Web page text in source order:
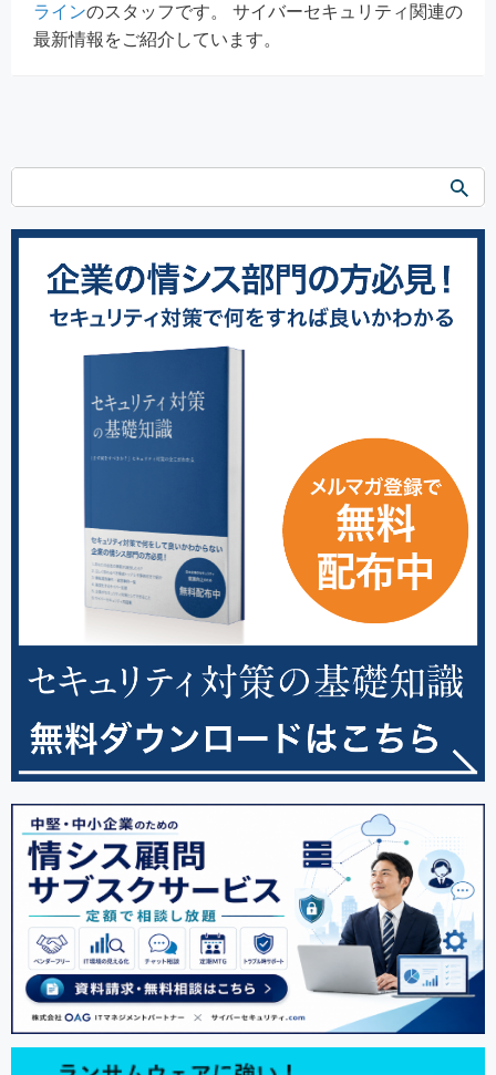
ラインのスタッフです。 サイバーセキュリティ関連の
最新情報をご紹介しています。